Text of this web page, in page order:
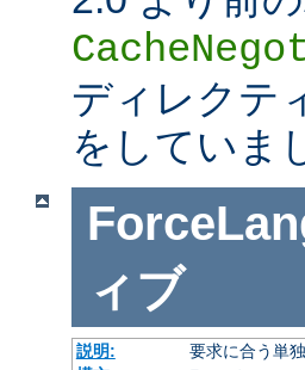
ディレクテ
をしていま
ィブ
説明:
要求に合う単